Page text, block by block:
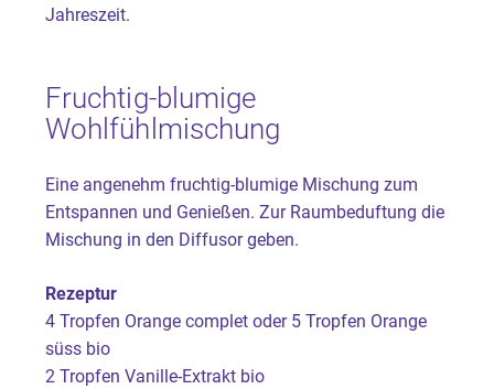
Jahreszeit.
Fruchtig-blumige
Wohlfühlmischung
Eine angenehm fruchtig-blumige Mischung zum
Entspannen und Genießen. Zur Raumbeduftung die
Mischung in den Diffusor geben.
Rezeptur
4 Tropfen Orange complet oder 5 Tropfen Orange
süss bio
2 Tropfen Vanille-Extrakt bio